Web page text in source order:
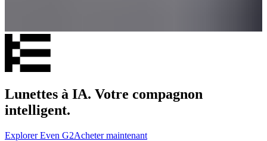
Lunettes à IA. Votre compagnon
intelligent.
Explorer Even G2Acheter maintenant